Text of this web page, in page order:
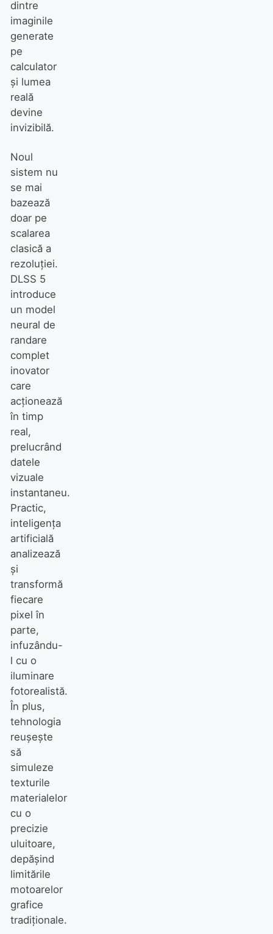
dintre
imaginile
generate
pe
calculator
și lumea
reală
devine
invizibilă.
Noul
sistem nu
se mai
bazează
doar pe
scalarea
clasică a
rezoluției.
DLSS 5
introduce
un model
neural de
randare
complet
inovator
care
acționează
în timp
real,
prelucrând
datele
vizuale
instantaneu.
Practic,
inteligența
artificială
analizează
și
transformă
fiecare
pixel în
parte,
infuzându-
l cu o
iluminare
fotorealistă.
În plus,
tehnologia
reușește
să
simuleze
texturile
materialelor
cu o
precizie
uluitoare,
depășind
limitările
motoarelor
grafice
tradiționale.